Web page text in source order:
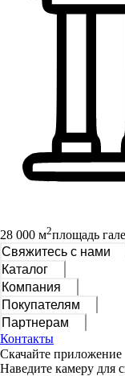
28 000 м2площадь
Свяжитесь с нами
Каталог
Компания
Покупателям
Партнерам
Контакты
Скачайте приложение
Наведите камеру для